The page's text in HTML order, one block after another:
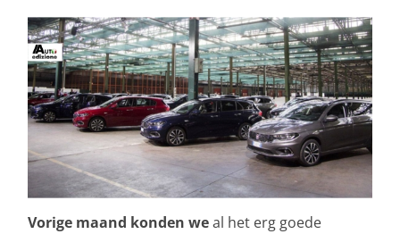
Vorige maand konden weal het erg goede